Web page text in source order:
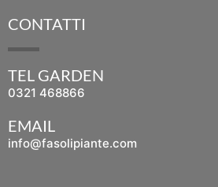
CONTATTI
TEL GARDEN
0321 468866
EMAIL
info@fasolipiante.com